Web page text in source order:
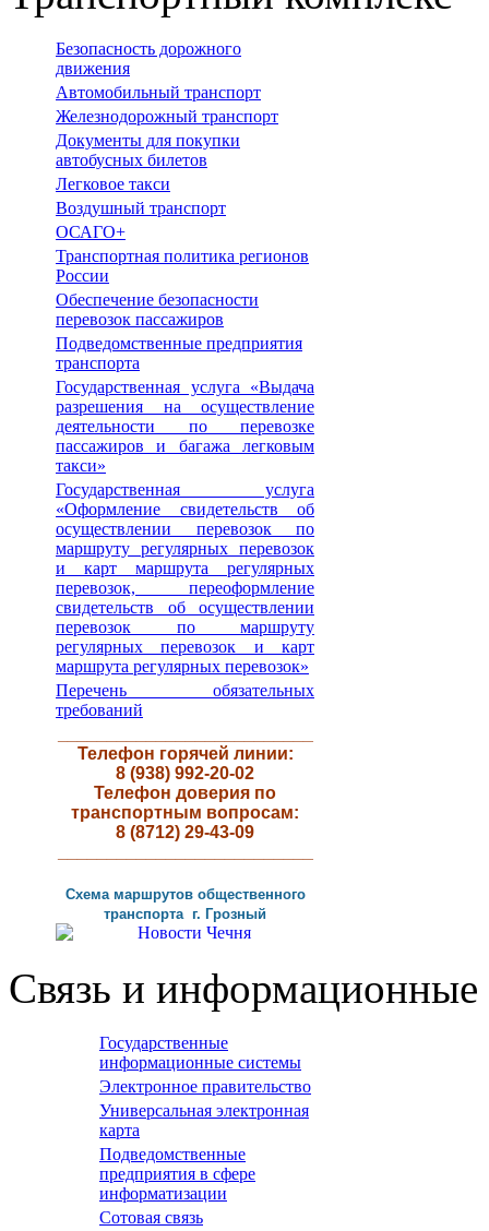
Безопасность дорожного
движения
Автомобильный транспорт
Железнодорожный транспорт
Документы для покупки
автобусных билетов
Легковое такси
Воздушный транспорт
ОСАГО+
Транспортная политика регионов
России
Обеспечение безопасности
перевозок пассажиров
Подведомственные предприятия
транспорта
Государственная услуга «Выдача
разрешения на осуществление
деятельности по перевозке
пассажиров и багажа легковым
такси»
Государственная услуга
«Оформление свидетельств об
осуществлении перевозок по
маршруту регулярных перевозок
и карт маршрута регулярных
перевозок, переоформление
свидетельств об осуществлении
перевозок по маршруту
регулярных перевозок и карт
маршрута регулярных перевозок»
Перечень обязательных
требований
Телефон горячей линии:
8 (938) 992-20-02
Телефон доверия по
транспортным вопросам:
8 (8712) 29-43-09
Схема маршрутов общественного
транспорта г. Грозный
Связь и информационные
Государственные
информационные системы
Электронное правительство
Универсальная электронная
карта
Подведомственные
предприятия в сфере
информатизации
Сотовая связь